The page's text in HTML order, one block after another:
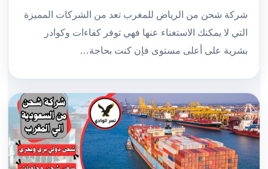
شركة شحن من الرياض للمغرب تعد من الشركات المميزة
التي لا يمكنك الاستغناء عنها فهي توفر كفاءات وكوادر
بشرية على أعلى مستوى فإن كنت بحاجة…